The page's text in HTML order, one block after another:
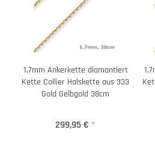
1,7mm Ankerkette diamantiert
Kette Collier Halskette aus 333
Gold Gelbgold 38cm
299,95 € *